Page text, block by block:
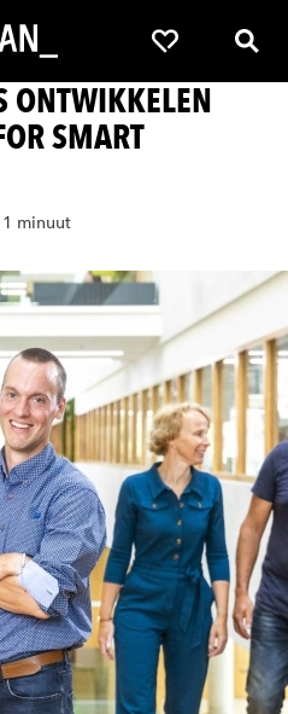
Favorieten
ONTWIKKELEN
SMART
minuut